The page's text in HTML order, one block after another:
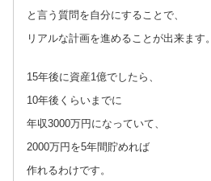
と言う質問を自分にすることで、
リアルな計画を進めることが出来ます。
15年後に資産1億でしたら、
10年後くらいまでに
年収3000万円になっていて、
2000万円を5年間貯めれば
作れるわけです。